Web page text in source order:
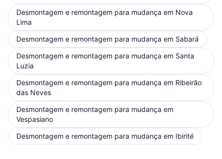
Desmontagem e remontagem para mudança em Nova
Lima
Desmontagem e remontagem para mudança em Sabará
Desmontagem e remontagem para mudança em Santa
Luzia
Desmontagem e remontagem para mudança em Ribeirão
das Neves
Desmontagem e remontagem para mudança em
Vespasiano
Desmontagem e remontagem para mudança em Ibirité